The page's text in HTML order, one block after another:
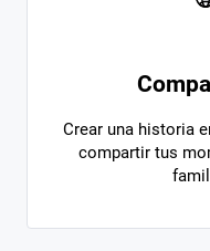
Crear una historia
compartir tus